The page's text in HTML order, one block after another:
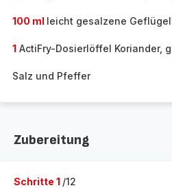
100 ml leicht gesalzene
1 ActiFry-Dosierlöffel Koriander,
Salz und Pfeffer
Zubereitung
Schritte 1 /12